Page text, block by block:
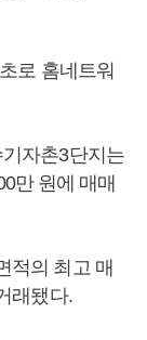
로 홈네트워
자촌3단지는
만 원에 매매
적의 최고 매
래됐다.